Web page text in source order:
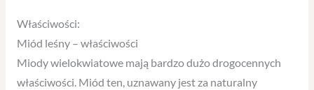
Właściwości:
Miód leśny – właściwości
Miody wielokwiatowe mają bardzo dużo drogocennych
właściwości. Miód ten, uznawany jest za naturalny